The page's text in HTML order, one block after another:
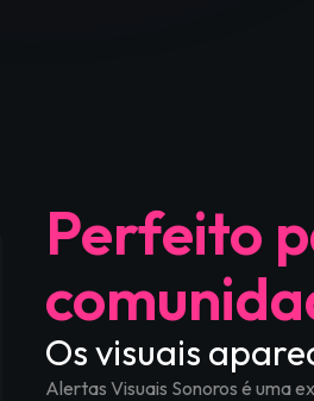
Perfeito
Os visuais
Alertas Visuais Sonoros é uma